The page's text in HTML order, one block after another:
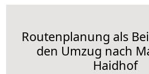
Routenplanung als
den Umzug nach
Haidhof